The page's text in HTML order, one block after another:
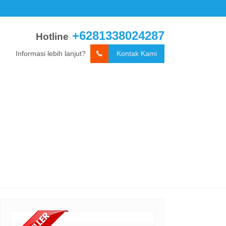
Hotline +6281338024287
Informasi lebih lanjut? Kontak Kami